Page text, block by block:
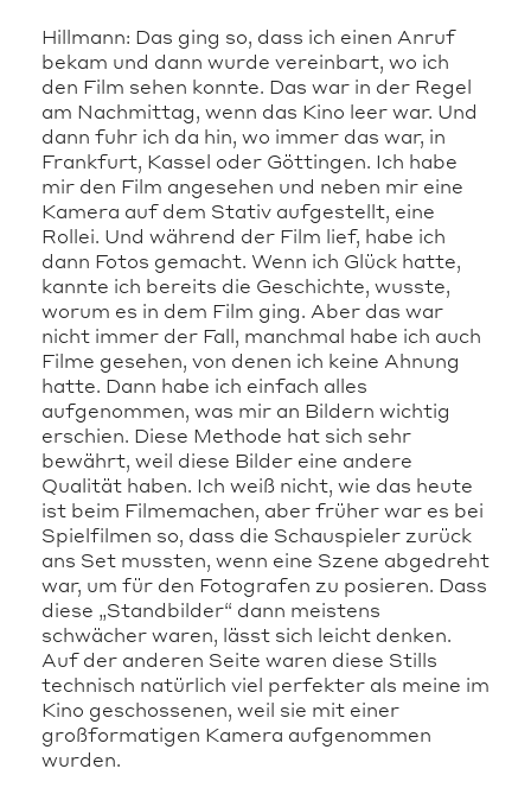
Hillmann: Das ging so, dass ich einen Anruf
bekam und dann wurde vereinbart, wo ich
den Film sehen konnte. Das war in der Regel
am Nachmittag, wenn das Kino leer war. Und
dann fuhr ich da hin, wo immer das war, in
Frankfurt, Kassel oder Göttingen. Ich habe
mir den Film angesehen und neben mir eine
Kamera auf dem Stativ aufgestellt, eine
Rollei. Und während der Film lief, habe ich
dann Fotos gemacht. Wenn ich Glück hatte,
kannte ich bereits die Geschichte, wusste,
worum es in dem Film ging. Aber das war
nicht immer der Fall, manchmal habe ich auch
Filme gesehen, von denen ich keine Ahnung
hatte. Dann habe ich einfach alles
aufgenommen, was mir an Bildern wichtig
erschien. Diese Methode hat sich sehr
bewährt, weil diese Bilder eine andere
Qualität haben. Ich weiß nicht, wie das heute
ist beim Filmemachen, aber früher war es bei
Spielfilmen so, dass die Schauspieler zurück
ans Set mussten, wenn eine Szene abgedreht
war, um für den Fotografen zu posieren. Dass
diese „Standbilder“ dann meistens
schwächer waren, lässt sich leicht denken.
Auf der anderen Seite waren diese Stills
technisch natürlich viel perfekter als meine im
Kino geschossenen, weil sie mit einer
großformatigen Kamera aufgenommen
wurden.